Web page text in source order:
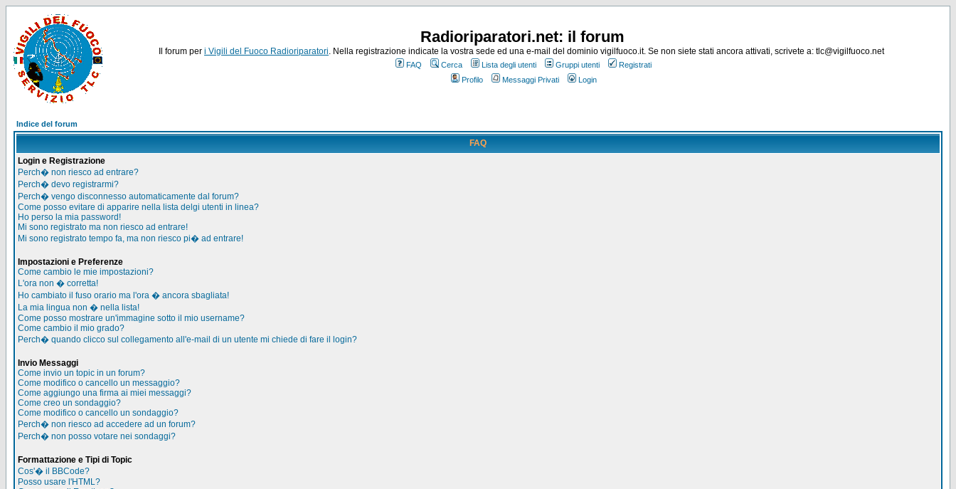
Radioriparatori.net: il forum
Il forum per i Vigili del Fuoco Radioriparatori. Nella registrazione indicate la vostra sede ed una e-mail del dominio vigilfuoco.it. Se non siete stati ancora attivati, scrivete a: tlc@vigilfuoco.net
FAQ Cerca Lista degli utenti Gruppi utenti
Registrati
Profilo
Messaggi Privati Login
Indice del forum
FAQ
Login e Registrazione
Perch� non riesco ad entrare?
Perch� devo registrarmi?
Perch� vengo disconnesso automaticamente dal forum?
Come posso evitare di apparire nella lista delgi utenti in linea?
Ho perso la mia password!
Mi sono registrato ma non riesco ad entrare!
Mi sono registrato tempo fa, ma non riesco pi� ad entrare!
Impostazioni e Preferenze
Come cambio le mie impostazioni?
L'ora non � corretta!
Ho cambiato il fuso orario ma l'ora � ancora sbagliata!
La mia lingua non � nella lista!
Come posso mostrare un'immagine sotto il mio username?
Come cambio il mio grado?
Perch� quando clicco sul collegamento all'e-mail di un utente mi chiede di fare il login?
Invio Messaggi
Come invio un topic in un forum?
Come modifico o cancello un messaggio?
Come aggiungo una firma ai miei messaggi?
Come creo un sondaggio?
Come modifico o cancello un sondaggio?
Perch� non riesco ad accedere ad un forum?
Perch� non posso votare nei sondaggi?
Formattazione e Tipi di Topic
Cos'� il BBCode?
Posso usare l'HTML?